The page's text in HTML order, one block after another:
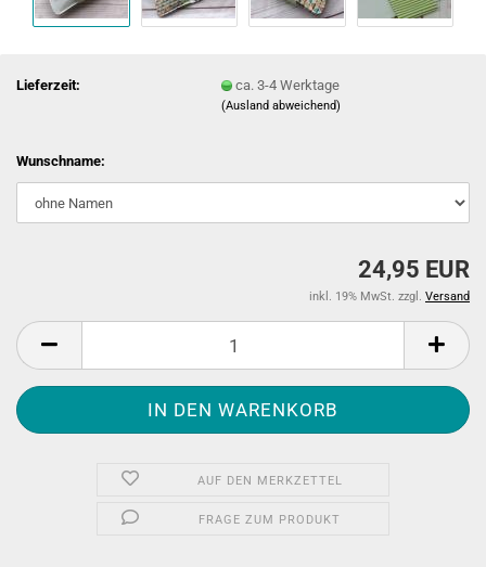
Lieferzeit: ca. 3-4 Werktage
(Ausland abweichend)
Wunschname:
24,95 EUR
inkl. 19% MwSt. zzgl. Versand
AUF DEN MERKZETTEL
FRAGE ZUM PRODUKT